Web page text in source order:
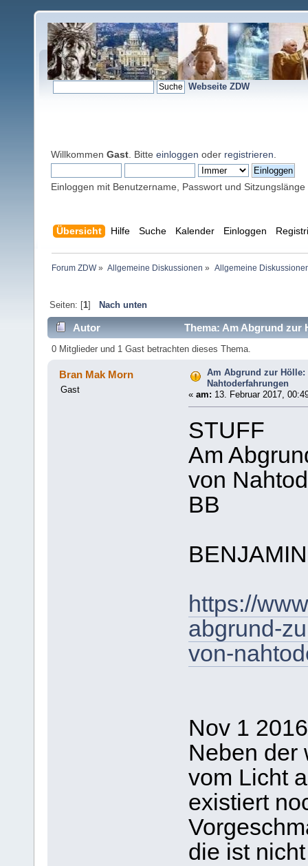
Webseite ZDW
Willkommen Gast . Bitte einloggen oder registrieren
Einloggen mit Benutzername, Passwort und Sitzungslänge
Übersicht Hilfe Suche Kalender Einloggen
Forum ZDW» Allgemeine Diskussionen » Allgemeine
Seiten: [1] Nach unten
Autor
Thema: Am Abgrund zur
mal)
0 Mitglieder und 1 Gast betrachten dieses Thema.
Bran Mak Morn
Gast
Am Abgrund zur
Nahtoderfahrungen
« am: 13. Februar 2017,
STUFF
Am
von
BB
https://
abgrund-
von-
Nov 1
Neben der
vom Licht
existiert
die ist